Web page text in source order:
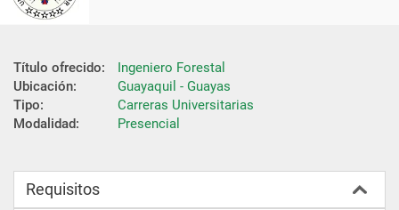
Título ofrecido:
Ingeniero Forestal
Ubicación:
Guayaquil - Guayas
Tipo:
Carreras Universitarias
Modalidad:
Presencial
Requisitos